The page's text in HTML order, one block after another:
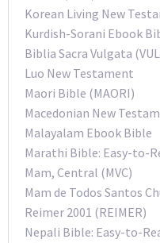
Korean Living New
Kurdish-Sorani Ebook
Biblia Sacra Vulgata
Luo New Testament
Maori Bible (MAORI)
Macedonian New
Malayalam Ebook Bible
Marathi Bible: Easy-to-
Mam, Central (MVC)
Mam de Todos Santos
Reimer 2001 (REIMER)
Nepali Bible: Easy-to-